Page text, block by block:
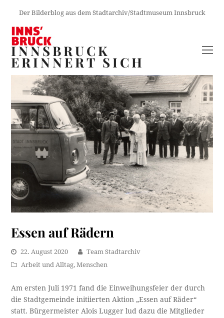
Der Bilderblog aus dem Stadtarchiv/Stadtmuseum Innsbruck
INNSBRUCK
ERINNERT SICH
Essen auf Rädern
22. August 2020
Team Stadtarchiv
Arbeit und Alltag,Menschen
Am ersten Juli 1971 fand die Einweihungsfeier der durch
die Stadtgemeinde initiierten Aktion „Essen auf Räder“
statt. Bürgermeister Alois Lugger lud dazu die Mitglieder